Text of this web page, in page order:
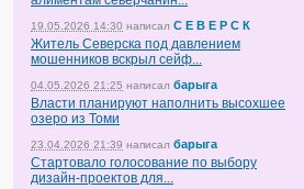
19.05.2026 14:30 написал С Е В Е Р С К
Житель Северска под давлением
мошенников вскрыл сейф...
04.05.2026 21:25 написал барыга
Власти планируют наполнить высохшее
озеро из Томи
23.04.2026 21:39 написал барыга
Стартовало голосование по выбору
дизайн-проектов для...